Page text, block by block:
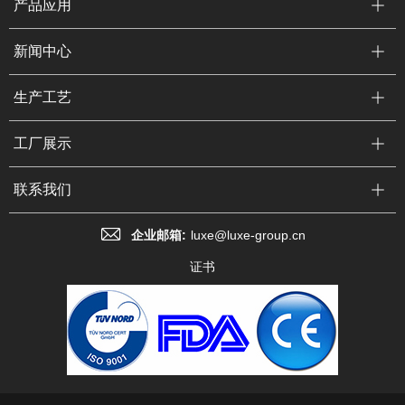
产品应用
新闻中心
生产工艺
工厂展示
联系我们
企业邮箱: luxe@luxe-group.cn
证书